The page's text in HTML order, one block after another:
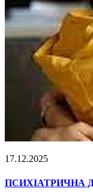
17.12.2025
ПСИХІАТРИЧНА